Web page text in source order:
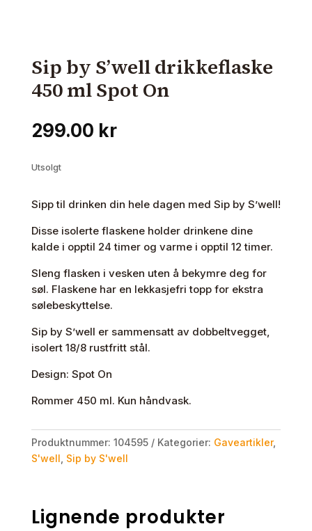
Sip by S’well drikkeflaske
450 ml Spot On
299.00 kr
Utsolgt
Sipp til drinken din hele dagen med Sip by S’well!
Disse isolerte flaskene holder drinkene dine
kalde i opptil 24 timer og varme i opptil 12 timer.
Sleng flasken i vesken uten å bekymre deg for
søl. Flaskene har en lekkasjefri topp for ekstra
sølebeskyttelse.
Sip by S’well er sammensatt av dobbeltvegget,
isolert 18/8 rustfritt stål.
Design: Spot On
Rommer 450 ml. Kun håndvask.
Produktnummer: 104595 Kategorier: Gaveartikler,
S'well Sip by S'well
Lignende produkter